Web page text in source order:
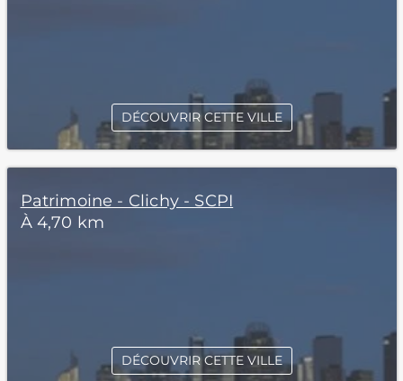
DÉCOUVRIR CETTE VILLE
Patrimoine - Clichy - SCPI
À 4,70 km
DÉCOUVRIR CETTE VILLE